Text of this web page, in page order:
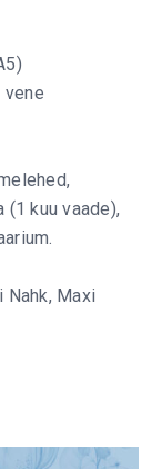
vene
(1 kuu vaade),
Nahk, Maxi